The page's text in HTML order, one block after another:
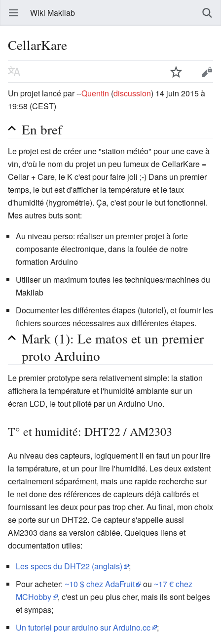
Wiki Makilab
CellarKare
Un projet lancé par --Quentin (discussion) 14 juin 2015 à
19:58 (CEST)
En bref
Le projet est de créer une "station météo" pour une cave à
vin, d'où le nom du projet un peu fumeux de CellarKare =
Cellar + Care, le K c'est pour faire joli ;-) Dans un premier
temps, le but est d'afficher la température et le taux
d'humidité (hygrométrie). Ça, c'est pour le but fonctionnel.
Mes autres buts sont:
Au niveau perso: réaliser un premier projet à forte
composante électronique, dans la foulée de notre
formation Arduino
Utiliser un maximum toutes les techniques/machines du
Makilab
Documenter les différentes étapes (tutoriel), et fournir les
fichiers sources nécessaires aux différentes étapes.
Mark (1): Le matos et un premier
proto Arduino
Le premier prototype sera relativement simple: la station
affichera la température et l'humidité ambiante sur un
écran LCD, le tout piloté par un Arduino Uno.
T° et humidité: DHT22 / AM2303
Au niveau des capteurs, logiquement il en faut un pour lire
la température, et un pour lire l'humidité. Les deux existent
certainement séparément, mais une rapide recherche sur
le net done des références de capteurs déjà calibrés et
fournissant les deux pour pas trop cher. Au final, mon choix
se porte sur un DHT22. Ce capteur s'appelle aussi
AM2303 dans sa version câblée. Quelques liens et
documentation utiles:
Les specs du DHT22 (anglais)
;
Pour acheter: ~10 $ chez AdaFruit ou ~17 € chez
MCHobby
, c'est un peu plus cher, mais ils sont belges
et sympas;
Un tutoriel pour arduino sur Arduino.cc
;